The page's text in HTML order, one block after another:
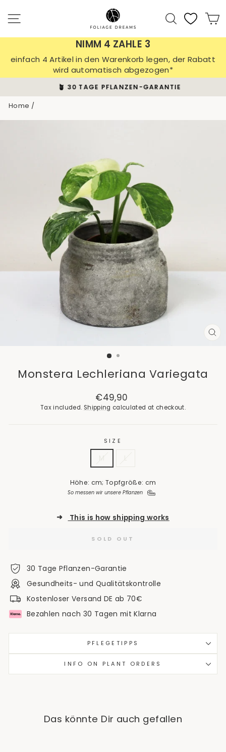
content
Search
NIMM 4 ZAHLE 3
einfach 4 Artikel in den Warenkorb legen, der Rabatt
wird automatisch abgezogen*
Pause
🪴 30 TAGE PFLANZEN-GARANTIE
Home /
Monstera Lechleriana Variegata
Regular
price
€49,90
Tax included. Shipping calculated at checkout.
SIZE
Höhe: cm; Topfgröße: cm
So messen wir unsere Pflanzen
➜ This is how shipping works
SOLD OUT
30 Tage Pflanzen-Garantie
Gesundheits- und Qualitätskontrolle
Kostenloser Versand DE ab 70€
Bezahlen nach 30 Tagen mit Klarna
PFLEGETIPPS
INFO ON PLANT ORDERS
Das könnte Dir auch gefallen